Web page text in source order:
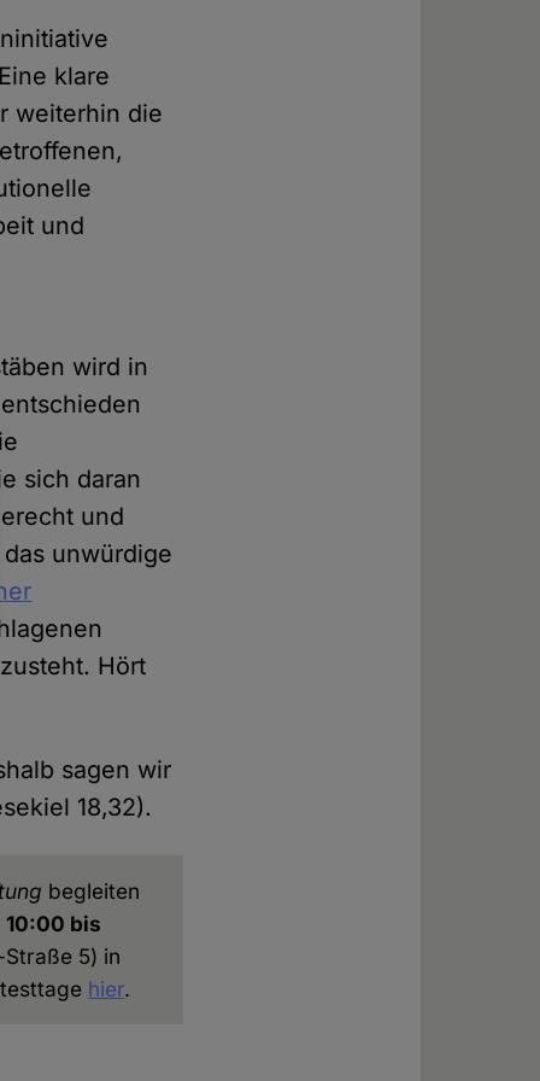
klare
weiterhin die
und
wird in
sich daran
und
unwürdige
Hört
sagen wir
18,32).
begleiten
10:00 bis
5) in
hier.